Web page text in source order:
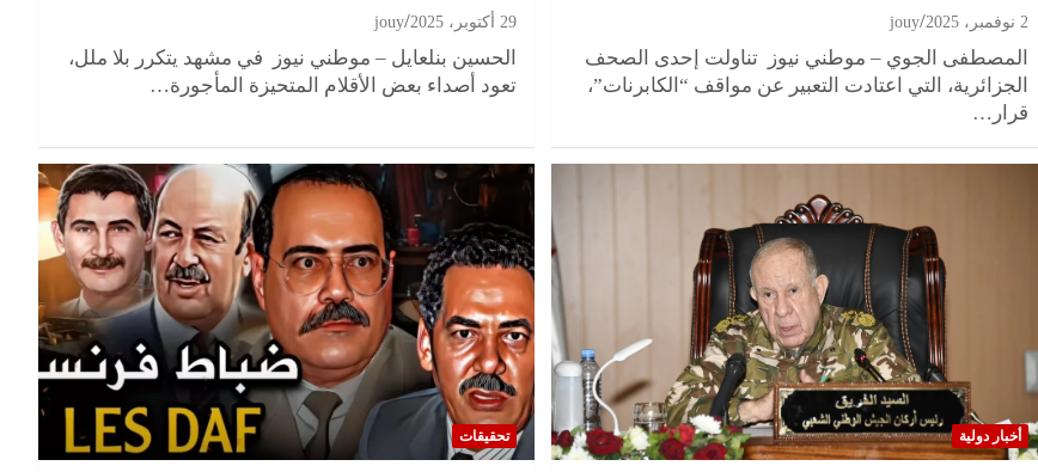
2 نوفمبر، 2025 jouy
المصطفى الجوي – موطني نيوز تناولت إحدى الصحف
الجزائرية، التي اعتادت التعبير عن مواقف “الكابرنات”،
قرار…
29 أكتوبر، 2025 jouy
الحسين بنلعايل – موطني نيوز في مشهد يتكرر بلا ملل،
تعود أصداء بعض الأقلام المتحيزة المأجورة…
أخبار دولية تحقيقات